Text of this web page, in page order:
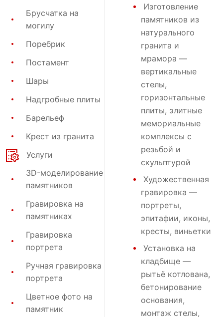
Брусчатка на
могилу
Поребрик
Постамент
Шары
Надгробные плиты
Барельеф
Крест из гранита
Услуги
3D-моделирование
памятников
Гравировка на
памятниках
Гравировка
портрета
Ручная гравировка
портрета
Цветное фото на
памятник
Изготовление
памятников из
натурального
гранита и
мрамора —
вертикальные
стелы,
горизонтальные
плиты, элитные
мемориальные
комплексы с
резьбой и
скульптурой
Художественная
гравировка —
портреты,
эпитафии, иконы,
кресты, виньетки
Установка на
кладбище —
рытьё котлована,
бетонирование
основания,
монтаж стелы,